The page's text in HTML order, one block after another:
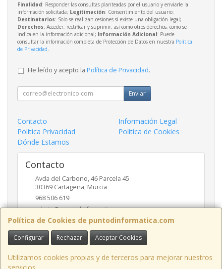
Política de Cookies de puntodinformatica.com
Configurar Rechazar Aceptar Cookies
Utilizamos cookies propias y de terceros para mejorar nuestros
Finalidad: Responder las consultas planteadas por el usuario y enviarle la
información solicitada; Legitimación: Consentimiento del usuario;
Destinatarios: Solo se realizan cesiones si existe una obligación legal;
Derechos: Acceder, rectificar y suprimir, así como otros derechos, como se
indica en la información adicional; Información Adicional: Puede
consultar la información completa de Protección de Datos en nuestra Política
de Privacidad
He leído y acepto la Política de Privacidad.
Enviar
Contacto
Información Legal
Política Privacidad
Política de Cookies
Dónde Estamos
Contacto
Avda del Carbono, 46 Parcela 45
30369 Cartagena, Murcia
968 506 619
admin@puntodinformatica.com
Horario
09:30h a 14:00h y de 16:30h a 20:00h